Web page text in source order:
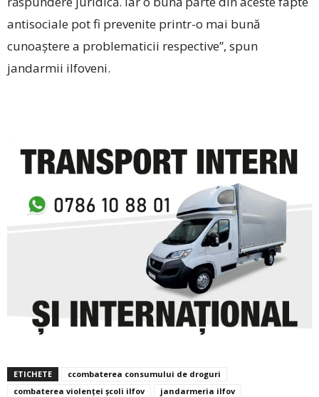
antisociale pot fi prevenite printr-o mai bună
cunoaştere a problematicii respective”, spun
jandarmii ilfoveni.
ETICHETE
ccombaterea consumului de droguri
combaterea violenţei şcoli ilfov
jandarmeria ilfov